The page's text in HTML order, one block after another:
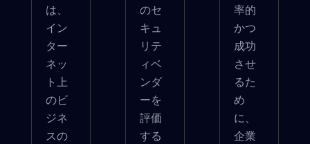
は、
イン
ター
ネッ
ト上
のビ
ジネ
スの
のセ
キュ
リテ
ィベ
ンダ
ーを
評価
する
率的
かつ
成功
させ
るた
め
に、
企業